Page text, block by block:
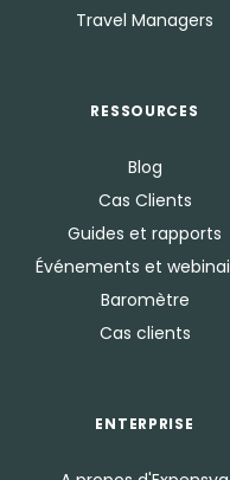
Travel Managers
RESSOURCES
Blog
Cas Clients
Guides et rapports
Événements et
Baromètre
Cas clients
ENTERPRISE